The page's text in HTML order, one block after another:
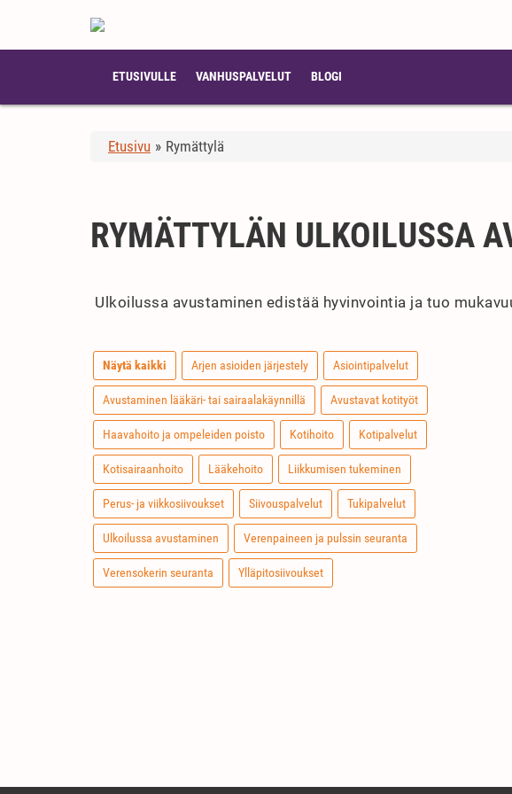
ETUSIVULLE VANHUSPALVELUT BLOGI
Etusivu » Rymättylä
RYMÄTTYLÄN ULKOILUSSA
Ulkoilussa avustaminen edistää hyvinvointia ja tuo
Näytä kaikki Arjen asioiden järjestely Asiointipalvelut
Avustaminen lääkäri- tai sairaalakäynnillä Avustavat kotityöt
Haavahoito ja ompeleiden poisto Kotihoito Kotipalvelut
Kotisairaanhoito Lääkehoito Liikkumisen tukeminen
Perus- ja viikkosiivoukset Siivouspalvelut Tukipalvelut
Ulkoilussa avustaminen Verenpaineen ja pulssin seuranta
Verensokerin seuranta Ylläpitosiivoukset